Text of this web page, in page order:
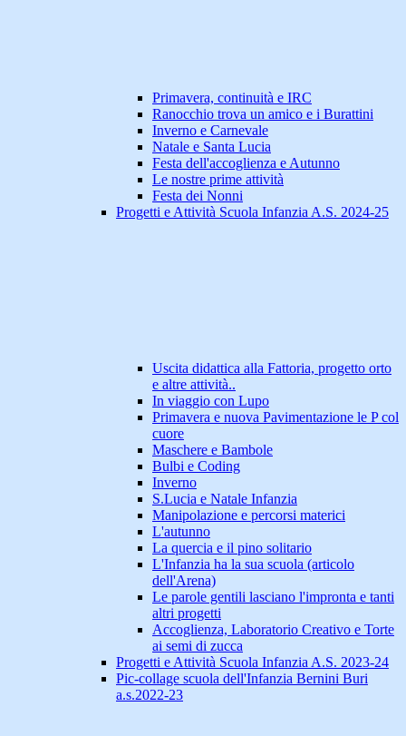
Primavera, continuità e IRC
Ranocchio trova un amico e i Burattini
Inverno e Carnevale
Natale e Santa Lucia
Festa dell'accoglienza e Autunno
Le nostre prime attività
Festa dei Nonni
Progetti e Attività Scuola Infanzia A.S. 2024-25
Uscita didattica alla Fattoria, progetto orto
e altre attività..
In viaggio con Lupo
Primavera e nuova Pavimentazione le P col
cuore
Maschere e Bambole
Bulbi e Coding
Inverno
S.Lucia e Natale Infanzia
Manipolazione e percorsi materici
L'autunno
La quercia e il pino solitario
L'Infanzia ha la sua scuola (articolo
dell'Arena)
Le parole gentili lasciano l'impronta e tanti
altri progetti
Accoglienza, Laboratorio Creativo e Torte
ai semi di zucca
Progetti e Attività Scuola Infanzia A.S. 2023-24
Pic-collage scuola dell'Infanzia Bernini Buri
a.s.2022-23